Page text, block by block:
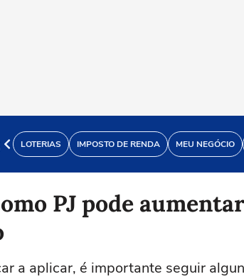
LOTERIAS IMPOSTO DE RENDA MEU NEGÓCIO
PJ pode
a aplicar, é importante seguir